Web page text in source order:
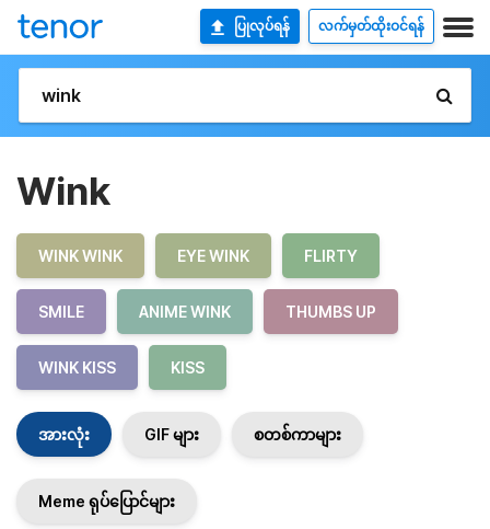
ပြုလုပ်ရန် လက်မှတ်ထိုးဝင်ရန်
Wink
WINK WINK EYE WINK FLIRTY
SMILE ANIME WINK THUMBS UP
WINK KISS KISS
အားလုံး GIF များ စတစ်ကာများ
Meme ရုပ်ပြောင်များ